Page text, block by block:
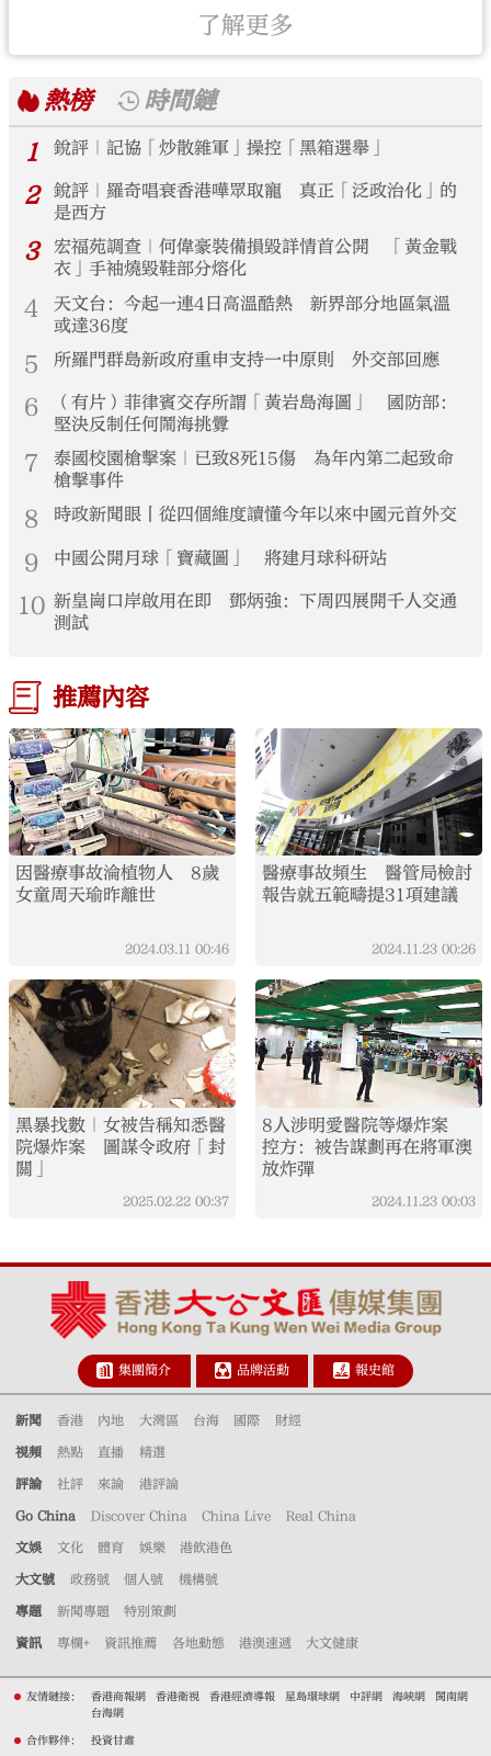
了解更多
熱榜
時間鏈
1
銳評｜記協「炒散雜軍」操控「黑箱選舉」
2
銳評｜羅奇唱衰香港嘩眾取寵 真正「泛政治化」的
是西方
3
宏福苑調查｜何偉豪裝備損毀詳情首公開 「黃金戰
衣」手袖燒毀鞋部分熔化
4
天文台：今起一連4日高溫酷熱 新界部分地區氣溫
或達36度
5 所羅門群島新政府重申支持一中原則 外交部回應
6
（有片）菲律賓交存所謂「黃岩島海圖」 國防部：
堅決反制任何鬧海挑釁
7
泰國校園槍擊案｜已致8死15傷 為年內第二起致命
槍擊事件
8 時政新聞眼丨從四個維度讀懂今年以來中國元首外交
9 中國公開月球「寶藏圖」 將建月球科研站
10 新皇崗口岸啟用在即 鄧炳強：下周四展開千人交通
測試
推薦內容
因醫療事故淪植物人 8歲
女童周天瑜昨離世
2024.03.11 00:46
醫療事故頻生 醫管局檢討
報告就五範疇提31項建議
2024.11.23 00:26
黑暴找數｜女被告稱知悉醫
院爆炸案 圖謀令政府「封
關」
2025.02.22 00:37
8人涉明愛醫院等爆炸案
控方：被告謀劃再在將軍澳
放炸彈
2024.11.23 00:03
集團簡介 品牌活動 報史館
新聞 香港 內地 大灣區 台海 國際 財經
視頻 熱點 直播 精選
評論 社評 來論 港評論
Go China Discover China China Live Real China
文娛 文化 體育 娛樂 港飲港色
大文號 政務號 個人號 機構號
專題 新聞專題 特別策劃
資訊 專欄+ 資訊推薦 各地動態 港澳速遞 大文健康
友情鏈接： 香港商報網 香港衛視 香港經濟導報 星島環球網 中評網 海峽網
閩南網
台海網
合作夥伴： 投資甘肅